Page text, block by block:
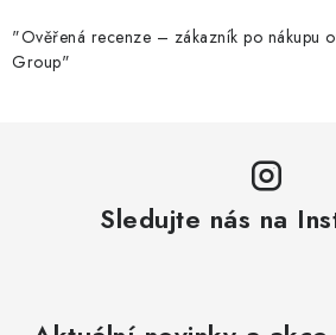
"Ověřená recenze – zákazník po nákupu
Group"
Sledujte nás na